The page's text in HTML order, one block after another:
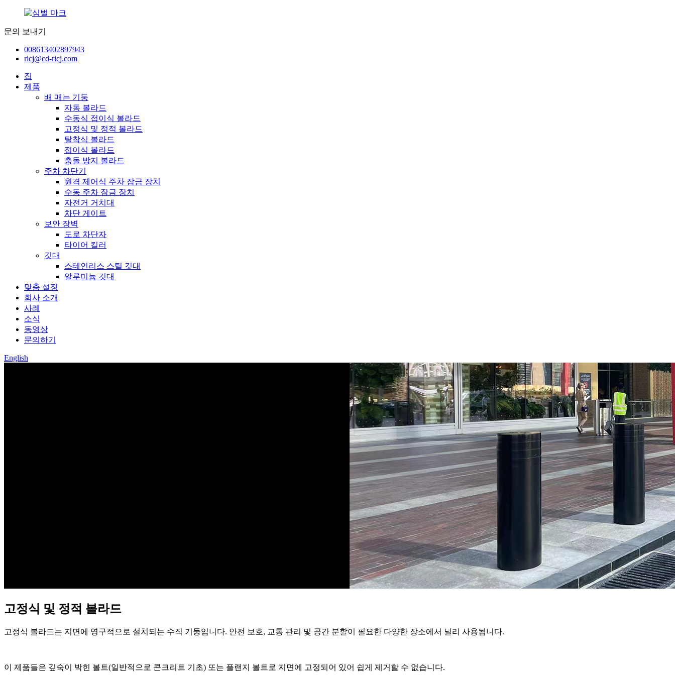
문의 보내기
008613402897943
ricj@cd-ricj.com
집
제품
배 매는 기둥
자동 볼라드
수동식 접이식 볼라드
고정식 및 정적 볼라드
탈착식 볼라드
접이식 볼라드
충돌 방지 볼라드
주차 차단기
원격 제어식 주차 잠금 장치
수동 주차 잠금 장치
자전거 거치대
차단 게이트
보안 장벽
도로 차단자
타이어 킬러
깃대
스테인리스 스틸 깃대
알루미늄 깃대
맞춤 설정
회사 소개
사례
소식
동영상
문의하기
English
고정식 및 정적 볼라드
고정식 볼라드는 지면에 영구적으로 설치되는 수직 기둥입니다. 안전 보호, 교통 관리 및 공간 분할이 필요한 다양한 장소에서 널리 사용됩니다.
이 제품들은 깊숙이 박힌 볼트(일반적으로 콘크리트 기초) 또는 플랜지 볼트로 지면에 고정되어 있어 쉽게 제거할 수 없습니다.